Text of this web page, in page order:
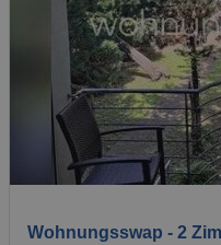
Wohnungsswap - 2